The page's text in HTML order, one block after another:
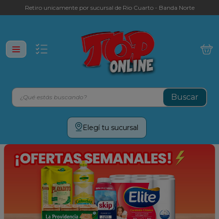
Retiro unicamente por sucursal de Rio Cuarto - Banda Norte
¿Qué estás buscando?
Elegí tu sucursal
Términos más buscados
yerba
aceite